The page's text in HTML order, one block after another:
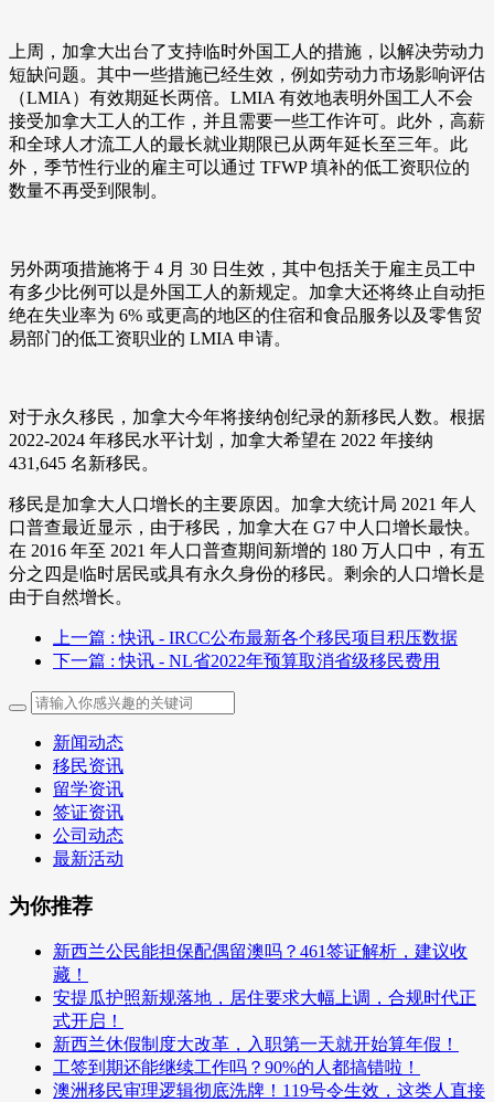
上周，加拿大出台了支持临时外国工人的措施，以解决劳动力
短缺问题。其中一些措施已经生效，例如劳动力市场影响评估
（LMIA）有效期延长两倍。LMIA 有效地表明外国工人不会
接受加拿大工人的工作，并且需要一些工作许可。此外，高薪
和全球人才流工人的最长就业期限已从两年延长至三年。此
外，季节性行业的雇主可以通过 TFWP 填补的低工资职位的
数量不再受到限制。
另外两项措施将于 4 月 30 日生效，其中包括关于雇主员工中
有多少比例可以是外国工人的新规定。加拿大还将终止自动拒
绝在失业率为 6% 或更高的地区的住宿和食品服务以及零售贸
易部门的低工资职业的 LMIA 申请。
对于永久移民，加拿大今年将接纳创纪录的新移民人数。根据
2022-2024 年移民水平计划，加拿大希望在 2022 年接纳
431,645 名新移民。
移民是加拿大人口增长的主要原因。加拿大统计局 2021 年人
口普查最近显示，由于移民，加拿大在 G7 中人口增长最快。
在 2016 年至 2021 年人口普查期间新增的 180 万人口中，有五
分之四是临时居民或具有永久身份的移民。剩余的人口增长是
由于自然增长。
上一篇 : 快讯 - IRCC公布最新各个移民项目积压数据
下一篇 : 快讯 - NL省2022年预算取消省级移民费用
新闻动态
移民资讯
留学资讯
签证资讯
公司动态
最新活动
为你推荐
新西兰公民能担保配偶留澳吗？461签证解析，建议收
藏！
安提瓜护照新规落地，居住要求大幅上调，合规时代正
式开启！
新西兰休假制度大改革，入职第一天就开始算年假！
工签到期还能继续工作吗？90%的人都搞错啦！
澳洲移民审理逻辑彻底洗牌！119号令生效，这类人直接